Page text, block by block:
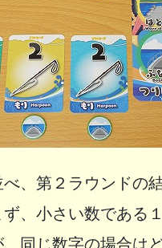
、第２ラウンドの
、小さい数である
同じ数字の場合は